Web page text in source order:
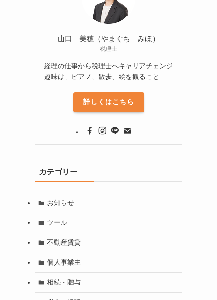
山口 美穂（やまぐち みほ）
税理士
経理の仕事から税理士へキャリアチェンジ
趣味は、ピアノ、散歩、絵を観ること
詳しくはこちら
カテゴリー
お知らせ
ツール
不動産賃貸
個人事業主
相続・贈与